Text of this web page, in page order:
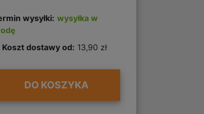
wysyłki: wysyłka w
dostawy od: 13,90 zł
DO KOSZYKA